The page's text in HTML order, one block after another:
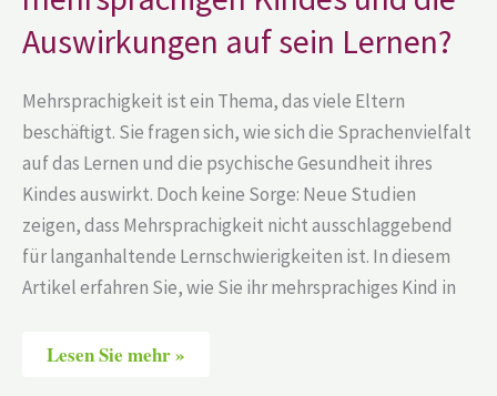
Auswirkungen auf sein Lernen?
Mehrsprachigkeit ist ein Thema, das viele Eltern
beschäftigt. Sie fragen sich, wie sich die Sprachenvielfalt
auf das Lernen und die psychische Gesundheit ihres
Kindes auswirkt. Doch keine Sorge: Neue Studien
zeigen, dass Mehrsprachigkeit nicht ausschlaggebend
für langanhaltende Lernschwierigkeiten ist. In diesem
Artikel erfahren Sie, wie Sie ihr mehrsprachiges Kind in
Auswirkungen
auf
sein
Lesen Sie mehr »